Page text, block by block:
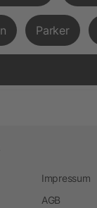
Parker
Impressum
AGB